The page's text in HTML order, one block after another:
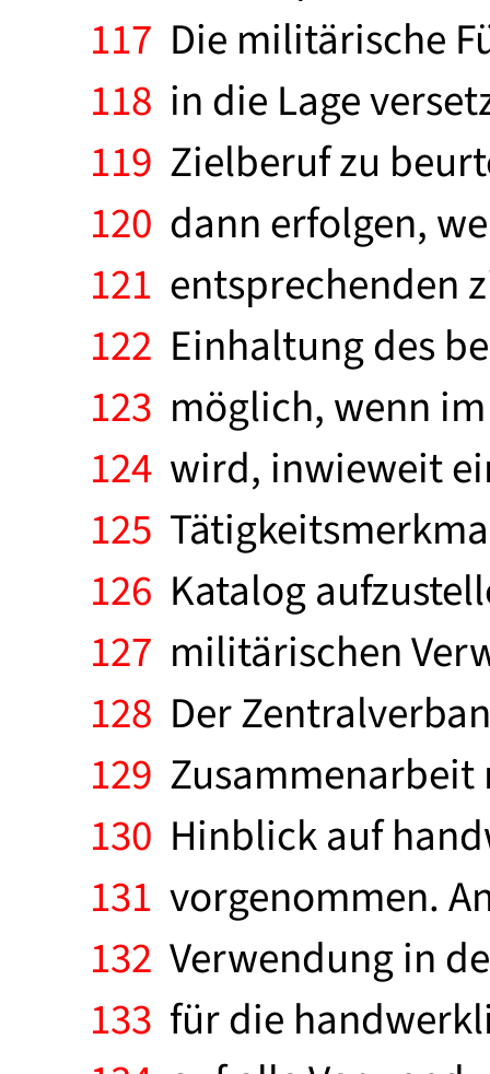
117 Die militärische
118 in die Lage
119 Zielberuf zu
120 dann erfolgen,
121 entsprechenden
122 Einhaltung des
123 möglich, wenn
124 wird, inwieweit
125
126 Katalog
127 militärischen
128 Der
129
130 Hinblick auf
131 vorgenommen.
132 Verwendung in
133 für die